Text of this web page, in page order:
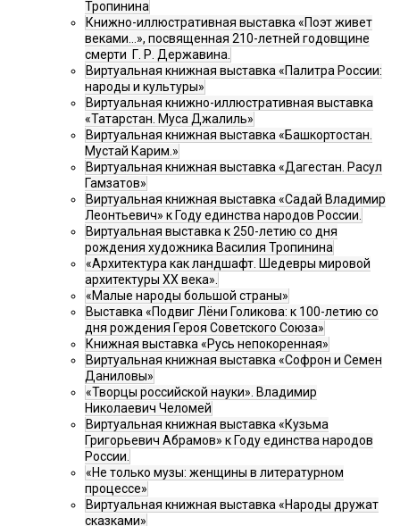
Тропинина
Книжно-иллюстративная выставка «Поэт живет
веками…», посвященная 210-летней годовщине
смерти Г. Р. Державина.
Виртуальная книжная выставка «Палитра России:
народы и культуры»
Виртуальная книжно-иллюстративная выставка
«Татарстан. Муса Джалиль»
Виртуальная книжная выставка «Башкортостан.
Мустай Карим.»
Виртуальная книжная выставка «Дагестан. Расул
Гамзатов»
Виртуальная книжная выставка «Садай Владимир
Леонтьевич» к Году единства народов России.
Виртуальная выставка к 250-летию со дня
рождения художника Василия Тропинина
«Архитектура как ландшафт. Шедевры мировой
архитектуры XX века».
«Малые народы большой страны»
Выставка «Подвиг Лёни Голикова: к 100-летию со
дня рождения Героя Советского Союза»
Книжная выставка «Русь непокоренная»
Виртуальная книжная выставка «Софрон и Семен
Даниловы»
«Творцы российской науки». Владимир
Николаевич Челомей
Виртуальная книжная выставка «Кузьма
Григорьевич Абрамов» к Году единства народов
России.
«Не только музы: женщины в литературном
процессе»
Виртуальная книжная выставка «Народы дружат
сказками»